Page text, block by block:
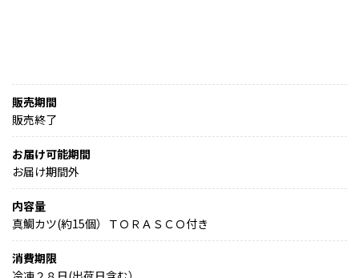
販売期間
販売終了
お届け可能期間
お届け期間外
内容量
真鯛カツ(約15個）ＴＯＲＡＳＣＯ付き
消費期限